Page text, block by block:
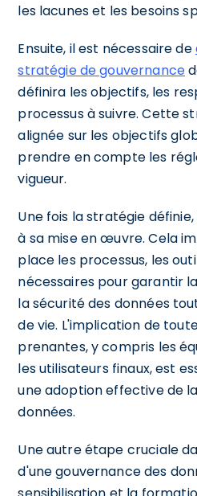
les lacunes et les besoins
Ensuite, il est nécessaire de
stratégie de gouvernance
définira les objectifs, les
processus à suivre. Cette
alignée sur les objectifs
prendre en compte les
vigueur.
Une fois la stratégie
à sa mise en œuvre. Cela
place les processus, les
nécessaires pour garantir
la sécurité des données
de vie. L'implication de
prenantes, y compris les
les utilisateurs finaux, est
une adoption effective de
données.
Une autre étape cruciale
d'une gouvernance des